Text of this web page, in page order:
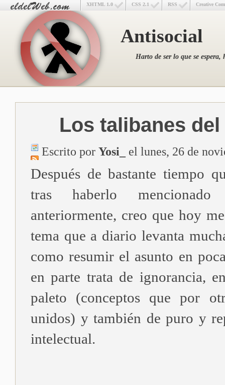
Creative
RSS
CSS 2.1
XHTML 1.0
Antisocial
Harto de ser lo que se
Los talibanes
Escrito por Yosi_ el lunes, 26 de
Después de bastante tiempo
tras haberlo
anteriormente, creo que hoy
tema que a diario levanta
como resumir el asunto en
en parte trata de ignorancia,
paleto (conceptos que por
unidos) y también de puro y
intelectual.